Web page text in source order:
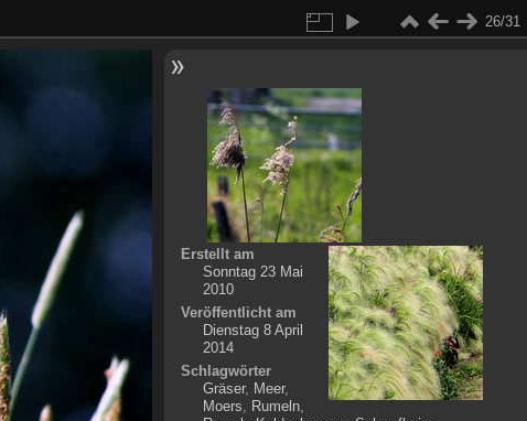
26/31
Erstellt am
Sonntag 23 Mai
2010
Veröffentlicht am
Dienstag 8 April
2014
Schlagwörter
Gräser, Meer,
Moers, Rumeln,